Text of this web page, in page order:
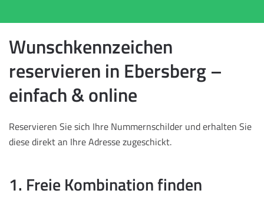
Wunschkennzeichen
reservieren in Ebersberg –
einfach & online
Reservieren Sie sich Ihre Nummernschilder und erhalten Sie
diese direkt an Ihre Adresse zugeschickt.
1. Freie Kombination finden